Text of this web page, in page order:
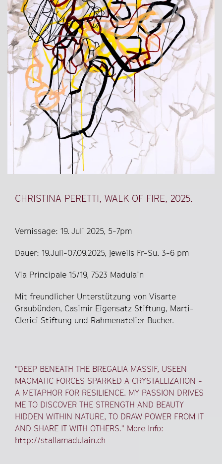
CHRISTINA PERETTI, WALK OF FIRE, 2025.
Vernissage: 19. Juli 2025, 5-7pm
Dauer: 19.Juli-07.09.2025, jeweils Fr-Su. 3-6 pm
Via Principale 15/19, 7523 Madulain
Mit freundlicher Unterstützung von Visarte
Graubünden, Casimir Eigensatz Stiftung, Marti-
Clerici Stiftung und Rahmenatelier Bucher.
"DEEP BENEATH THE BREGALIA MASSIF, USEEN
MAGMATIC FORCES SPARKED A CRYSTALLIZATION -
A METAPHOR FOR RESILIENCE. MY PASSION DRIVES
ME TO DISCOVER THE STRENGTH AND BEAUTY
HIDDEN WITHIN NATURE, TO DRAW POWER FROM IT
AND SHARE IT WITH OTHERS." More Info:
http://stallamadulain.ch